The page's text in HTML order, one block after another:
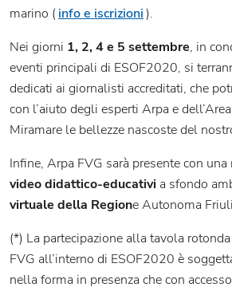
marino ( info e iscrizioni).
Nei giorni 1, 2, 4 e 5 settembre, in
eventi principali di ESOF2020, si
dedicati ai giornalisti accreditati, che
con l’aiuto degli esperti Arpa e
Miramare le bellezze nascoste del
Infine, Arpa FVG sarà presente con una
video didattico-educativi a sfondo
virtuale della Regione Autonoma
(*) La partecipazione alla tavola
FVG all’interno di ESOF2020 è
nella forma in presenza che con